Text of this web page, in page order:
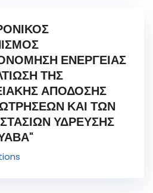
ΕΝΕΡΓΕΙΑΣ
ΤΗΣ
ΑΠΟΔΟΣΗΣ
ΚΑΙ ΤΩΝ
ΥΔΡΕΥΣΗΣ